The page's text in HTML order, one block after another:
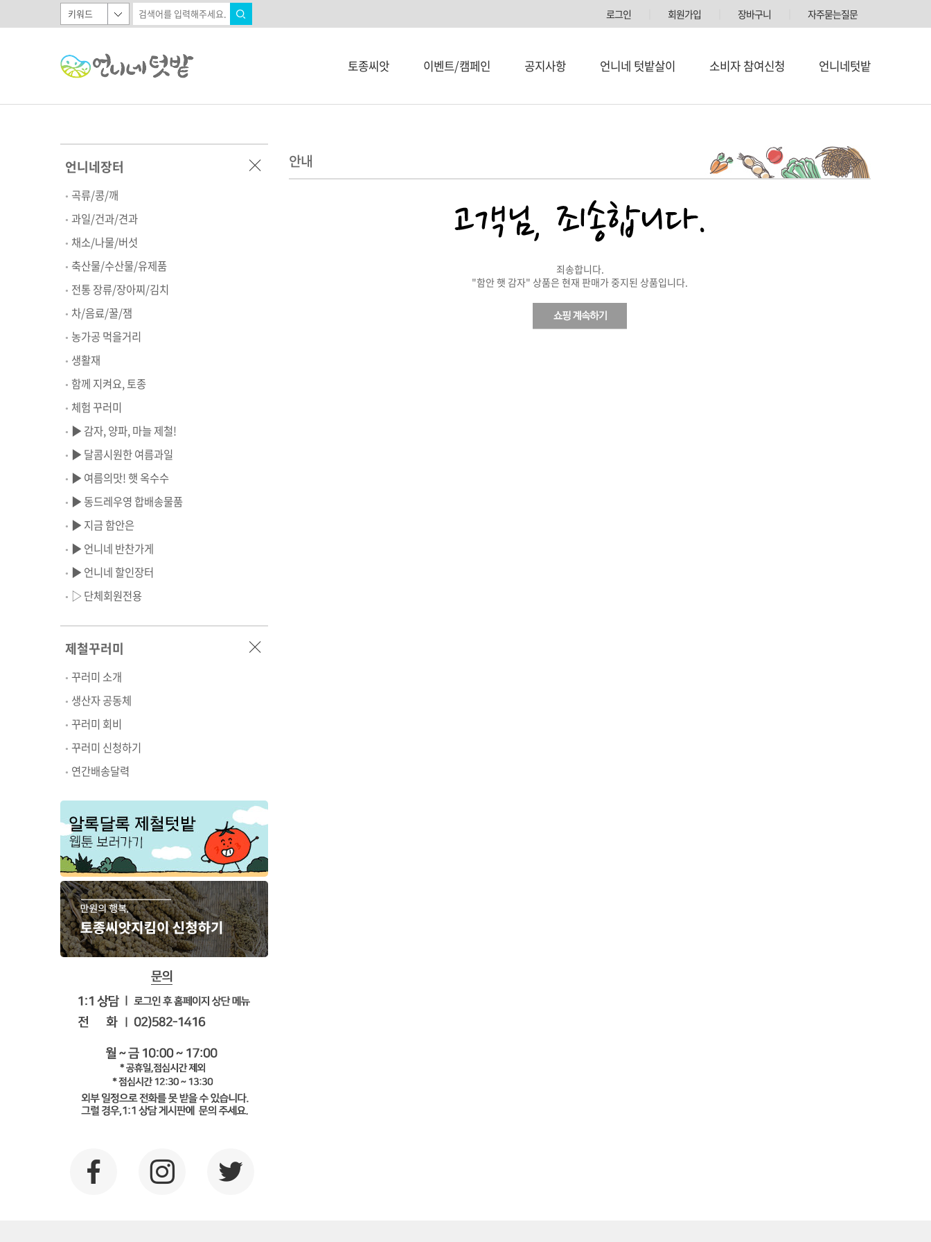
로그인 회원가입 장바구니 자주묻는질문
토종씨앗 이벤트/캠페인 공지사항 언니네 텃밭살이 소비자 참여신청 언니네텃밭
언니네장터
곡류/콩/깨
과일/건과/견과
채소/나물/버섯
축산물/수산물/유제품
전통 장류/장아찌/김치
차/음료/꿀/잼
농가공 먹을거리
생활재
함께 지켜요, 토종
체험 꾸러미
▶ 감자, 양파, 마늘 제철!
▶ 달콤시원한 여름과일
▶ 여름의맛! 햇 옥수수
▶ 동드레우영 합배송물품
▶ 지금 함안은
▶ 언니네 반찬가게
▶ 언니네 할인장터
▷ 단체회원전용
제철꾸러미
꾸러미 소개
생산자 공동체
꾸러미 회비
꾸러미 신청하기
연간배송달력
안내
죄송합니다.
"함안 햇 감자" 상품은 현재 판매가 중지된 상품입니다.